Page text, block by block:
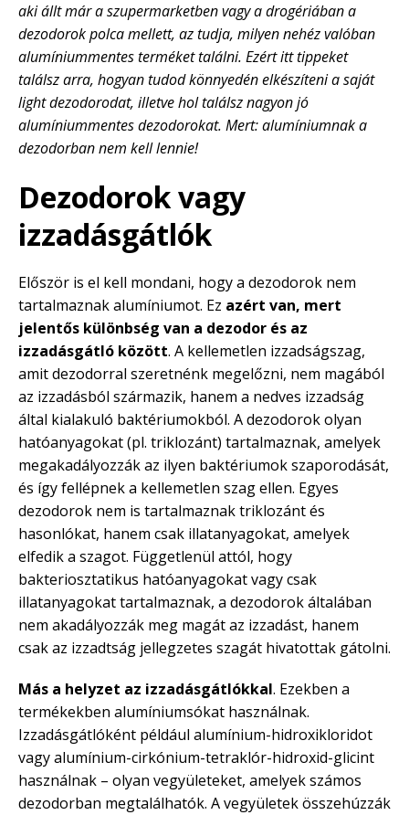
aki állt már a szupermarketben vagy a drogériában a
dezodorok polca mellett, az tudja, milyen nehéz valóban
alumíniummentes terméket találni. Ezért itt tippeket
találsz arra, hogyan tudod könnyedén elkészíteni a saját
light dezodorodat, illetve hol találsz nagyon jó
alumíniummentes dezodorokat. Mert: alumíniumnak a
dezodorban nem kell lennie!
Dezodorok vagy
izzadásgátlók
Először is el kell mondani, hogy a dezodorok nem
tartalmaznak alumíniumot. Ez azért van, mert
jelentős különbség van a dezodor és az
izzadásgátló között. A kellemetlen izzadságszag,
amit dezodorral szeretnénk megelőzni, nem magából
az izzadásból származik, hanem a nedves izzadság
által kialakuló baktériumokból. A dezodorok olyan
hatóanyagokat (pl. triklozánt) tartalmaznak, amelyek
megakadályozzák az ilyen baktériumok szaporodását,
és így fellépnek a kellemetlen szag ellen. Egyes
dezodorok nem is tartalmaznak triklozánt és
hasonlókat, hanem csak illatanyagokat, amelyek
elfedik a szagot. Függetlenül attól, hogy
bakteriosztatikus hatóanyagokat vagy csak
illatanyagokat tartalmaznak, a dezodorok általában
nem akadályozzák meg magát az izzadást, hanem
csak az izzadtság jellegzetes szagát hivatottak gátolni.
Más a helyzet az izzadásgátlókkal. Ezekben a
termékekben alumíniumsókat használnak.
Izzadásgátlóként például alumínium-hidroxikloridot
vagy alumínium-cirkónium-tetraklór-hidroxid-glicint
használnak – olyan vegyületeket, amelyek számos
dezodorban megtalálhatók. A vegyületek összehúzzák